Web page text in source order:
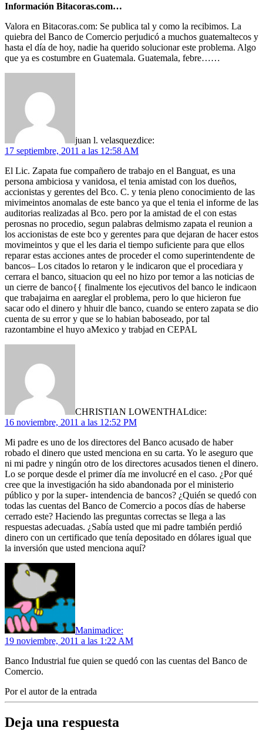
Información Bitacoras.com…
Valora en Bitacoras.com: Se publica tal y como la recibimos. La
quiebra del Banco de Comercio perjudicó a muchos guatemaltecos y
hasta el día de hoy, nadie ha querido solucionar este problema. Algo
que ya es costumbre en Guatemala. Guatemala, febre……
juan l. velasquezdice:
17 septiembre, 2011 a las 12:58 AM
El Lic. Zapata fue compañero de trabajo en el Banguat, es una
persona ambiciosa y vanidosa, el tenia amistad con los dueños,
accionistas y gerentes del Bco. C. y tenia pleno conocimiento de las
mivimeintos anomalas de este banco ya que el tenia el informe de las
auditorias realizadas al Bco. pero por la amistad de el con estas
perosnas no procedio, segun palabras delmismo zapata el reunion a
los accionistas de este bco y gerentes para que dejaran de hacer estos
movimeintos y que el les daria el tiempo suficiente para que ellos
reparar estas acciones antes de proceder el como superintendente de
bancos– Los citados lo retaron y le indicaron que el procediara y
cerrara el banco, situacion qu eel no hizo por temor a las noticias de
un cierre de banco{{ finalmente los ejecutivos del banco le indicaon
que trabajairna en aareglar el problema, pero lo que hicieron fue
sacar odo el dinero y hhuir dle banco, cuando se entero zapata se dio
cuenta de su error y que se lo habian baboseado, por tal
razontambine el huyo aMexico y trabjad en CEPAL
CHRISTIAN LOWENTHALdice:
16 noviembre, 2011 a las 12:52 PM
Mi padre es uno de los directores del Banco acusado de haber
robado el dinero que usted menciona en su carta. Yo le aseguro que
ni mi padre y ningún otro de los directores acusados tienen el dinero.
Lo se porque desde el primer día me involucré en el caso. ¿Por qué
cree que la investigación ha sido abandonada por el ministerio
público y por la super- intendencia de bancos? ¿Quién se quedó con
todas las cuentas del Banco de Comercio a pocos días de haberse
cerrado este? Haciendo las preguntas correctas se llega a las
respuestas adecuadas. ¿Sabía usted que mi padre también perdió
dinero con un certificado que tenía depositado en dólares igual que
la inversión que usted menciona aquí?
Manimadice:
19 noviembre, 2011 a las 1:22 AM
Banco Industrial fue quien se quedó con las cuentas del Banco de
Comercio.
Por el autor de la entrada
Deja una respuesta